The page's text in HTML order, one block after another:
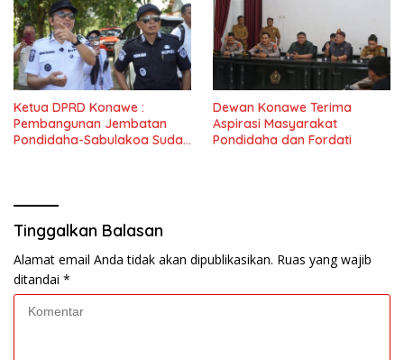
Ketua DPRD Konawe :
Pembangunan Jembatan
Pondidaha-Sabulakoa Sudah
Dewan Konawe Terima
Aspirasi Masyarakat
Pondidaha dan Fordati
Tinggalkan Balasan
Alamat email Anda tidak akan dipublikasikan. Ruas yang wajib
ditandai *